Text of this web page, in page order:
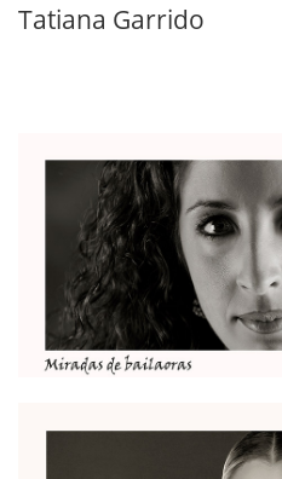
Tatiana Garrido